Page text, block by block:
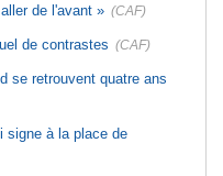
de l'avant » (CAF)
de contrastes (CAF)
se retrouvent quatre ans
signe à la place de